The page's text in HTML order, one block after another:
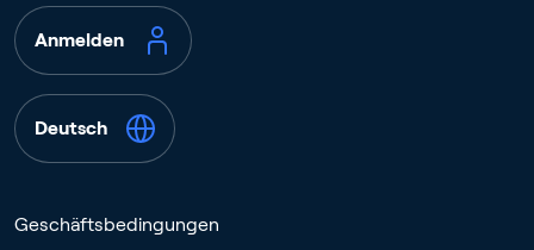
Anmelden
Deutsch
Geschäftsbedingungen